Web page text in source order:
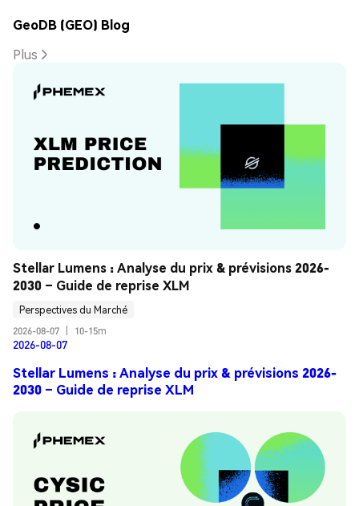
GeoDB (GEO) Blog
Plus
Stellar Lumens : Analyse du prix & prévisions 2026-
2030 – Guide de reprise XLM
Perspectives du Marché
2026-08-07
10-15m
2026-08-07
Stellar Lumens : Analyse du prix & prévisions 2026-
2030 – Guide de reprise XLM